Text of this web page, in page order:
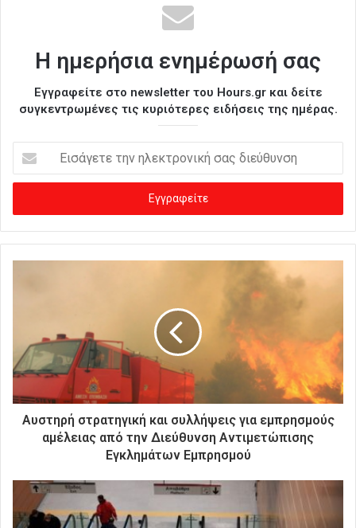
Η ημερήσια ενημέρωσή σας
Εγγραφείτε στο newsletter του Hours.gr και δείτε
συγκεντρωμένες τις κυριότερες ειδήσεις της ημέρας.
σ
γ
ε
ε
τ
Αυστηρή στρατηγική και συλλήψεις για εμπρησμούς
αμέλειας από την Διεύθυνση Αντιμετώπισης
Εγκλημάτων Εμπρησμού